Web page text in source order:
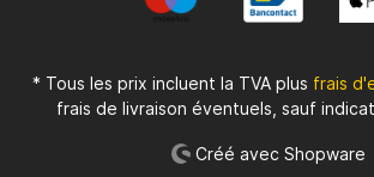
* Tous les prix incluent la TVA plus frais
frais de livraison éventuels, sauf
Créé avec Shopware